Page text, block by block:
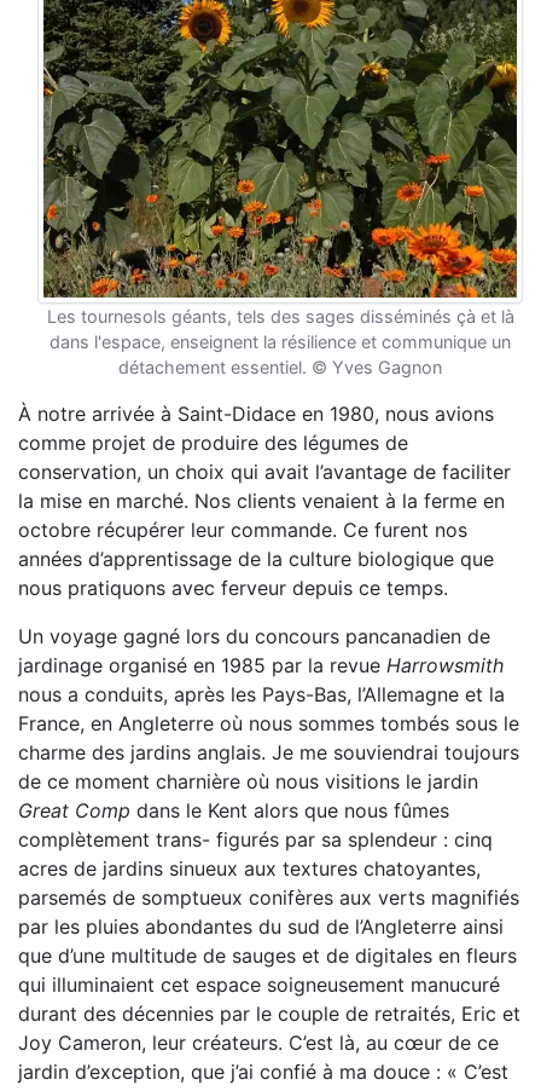
Les tournesols géants, tels des sages disséminés çà et là
dans l'espace, enseignent la résilience et communique un
détachement essentiel. © Yves Gagnon
À notre arrivée à Saint-Didace en 1980, nous avions
comme projet de produire des légumes de
conservation, un choix qui avait l’avantage de faciliter
la mise en marché. Nos clients venaient à la ferme en
octobre récupérer leur commande. Ce furent nos
années d’apprentissage de la culture biologique que
nous pratiquons avec ferveur depuis ce temps.
Un voyage gagné lors du concours pancanadien de
jardinage organisé en 1985 par la revue Harrowsmith
nous a conduits, après les Pays-Bas, l’Allemagne et la
France, en Angleterre où nous sommes tombés sous le
charme des jardins anglais. Je me souviendrai toujours
de ce moment charnière où nous visitions le jardin
Great Comp dans le Kent alors que nous fûmes
complètement trans- figurés par sa splendeur : cinq
acres de jardins sinueux aux textures chatoyantes,
parsemés de somptueux conifères aux verts magnifiés
par les pluies abondantes du sud de l’Angleterre ainsi
que d’une multitude de sauges et de digitales en fleurs
qui illuminaient cet espace soigneusement manucuré
durant des décennies par le couple de retraités, Eric et
Joy Cameron, leur créateurs. C’est là, au cœur de ce
jardin d’exception, que j’ai confié à ma douce : « C’est